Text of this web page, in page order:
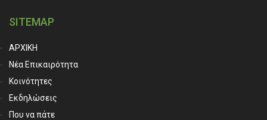
SITEMAP
ΑΡΧΙΚΗ
Νέα Επικαιρότητα
Κοινότητες
Εκδηλώσεις
Που να πάτε